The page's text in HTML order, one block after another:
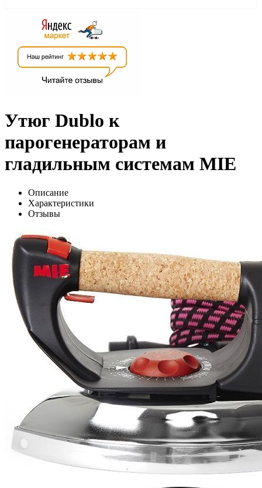
Утюг Dublo к
парогенераторам и
гладильным системам MIE
Описание
Характеристики
Отзывы